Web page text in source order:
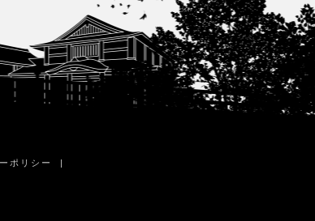
ポリシー |